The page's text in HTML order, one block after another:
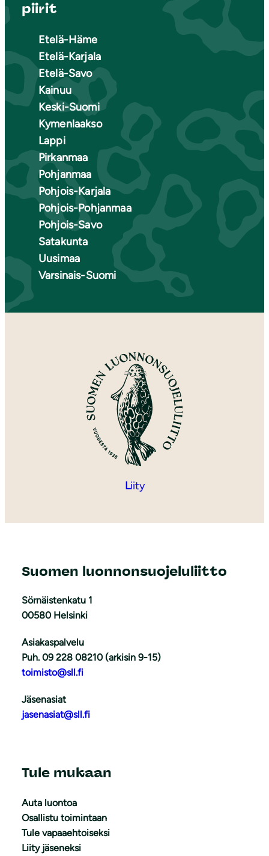
piirit
Etelä-Häme
Etelä-Karjala
Etelä-Savo
Kainuu
Keski-Suomi
Kymenlaakso
Lappi
Pirkanmaa
Pohjanmaa
Pohjois-Karjala
Pohjois-Pohjanmaa
Pohjois-Savo
Satakunta
Uusimaa
Varsinais-Suomi
Liity
Suomen luonnonsuojeluliitto
Sörnäistenkatu 1
00580 Helsinki
Asiakaspalvelu
Puh. 09 228 08210 (arkisin 9-15)
toimisto@sll.fi
Jäsenasiat
jasenasiat@sll.fi
Tule mukaan
Auta luontoa
Osallistu toimintaan
Tule vapaaehtoiseksi
Liity jäseneksi